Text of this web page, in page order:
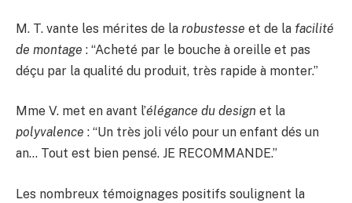
M. T. vante les mérites de la robustesse et de la facilité
de montage : “Acheté par le bouche à oreille et pas
déçu par la qualité du produit, très rapide à monter.”
Mme V. met en avant l’élégance du design et la
polyvalence : “Un très joli vélo pour un enfant dés un
an… Tout est bien pensé. JE RECOMMANDE.”
Les nombreux témoignages positifs soulignent la